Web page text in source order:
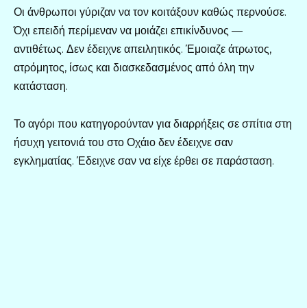
Οι άνθρωποι γύριζαν να τον κοιτάξουν καθώς περνούσε.
Όχι επειδή περίμεναν να μοιάζει επικίνδυνος —
αντιθέτως. Δεν έδειχνε απειλητικός. Έμοιαζε άτρωτος,
ατρόμητος, ίσως και διασκεδασμένος από όλη την
κατάσταση.
Το αγόρι που κατηγορούνταν για διαρρήξεις σε σπίτια στη
ήσυχη γειτονιά του στο Οχάιο δεν έδειχνε σαν
εγκληματίας. Έδειχνε σαν να είχε έρθει σε παράσταση.